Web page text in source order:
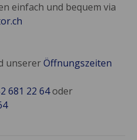
einfach und bequem via
unsererÖffnungszeiten
681 22 64oder